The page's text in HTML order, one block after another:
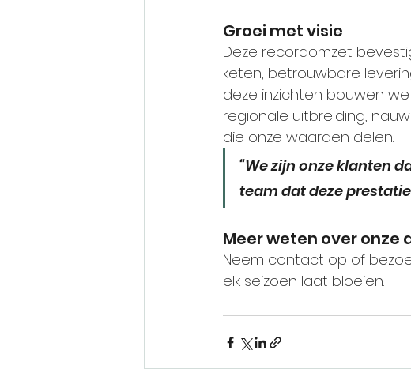
Groei met visie
Deze recordomzet
keten, betrouwbare
deze inzichten bouwen we
regionale uitbreiding,
die onze waarden delen.
“We zijn onze klanten
team dat deze
Meer weten over onze
Neem contact op of
elk seizoen laat bloeien.